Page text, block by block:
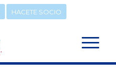
HACETE SOCIO